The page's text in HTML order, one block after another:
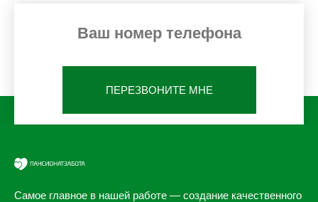
ПЕРЕЗВОНИТЕ МНЕ
Самое главное в нашей работе — создание качественного